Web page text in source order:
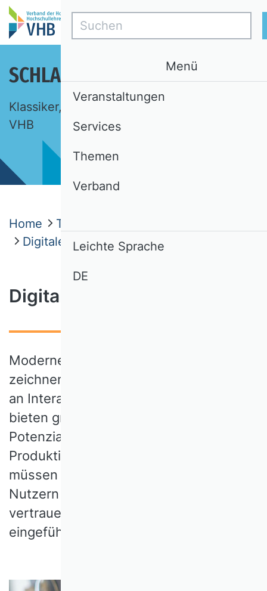
SCHLAGLICHTER DER BWL
Klassiker, Ideen, Begriffe. Eine Auswahl des
VHB
Home Themen
Digitale Assistenzsysteme
Digitale Assistenzsysteme
Moderne digitale Assistenzsysteme
zeichnen sich durch einen hohen Grad
an Interaktivität und Intelligenz aus. Sie
bieten große betriebswirtschaftliche
Potenziale für die Steigerung von
Produktivität und Wohlbefinden. Sie
müssen jedoch unter Einbeziehung von
Nutzern und Nutzerinnen
vertrauenswürdig gestaltet und
eingeführt werden.
Suchen
Menü
Veranstaltungen
Services
Themen
Verband
Leichte Sprache
DE